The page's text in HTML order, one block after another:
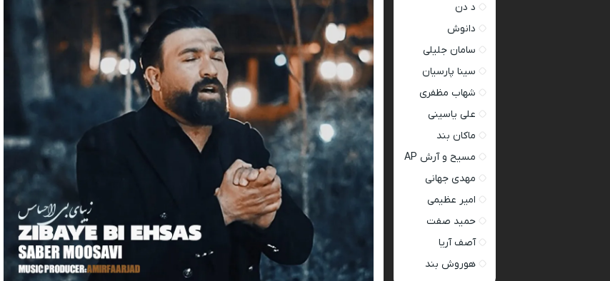
د دن
دانوش
سامان جلیلی
سینا پارسیان
شهاب مظفری
علی یاسینی
ماکان بند
مسیح و آرش AP
مهدی جهانی
امیر عظیمی
حمید صفت
آصف آریا
هوروش بند